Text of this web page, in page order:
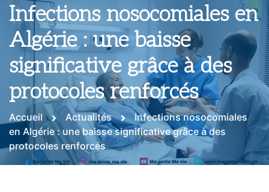
Infections nosocomiales en
Algérie : une baisse
significative grâce à des
protocoles renforcés
Accueil Actualités
Infections nosocomiales
en Algérie : une baisse significative grâce à des
protocoles renforcés